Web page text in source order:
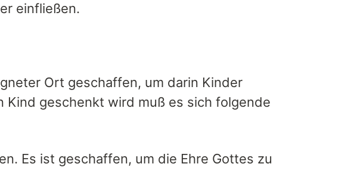
einfließen.
Ort geschaffen, um darin Kinder
Kind geschenkt wird muß es sich folgende
Es ist geschaffen, um die Ehre Gottes zu